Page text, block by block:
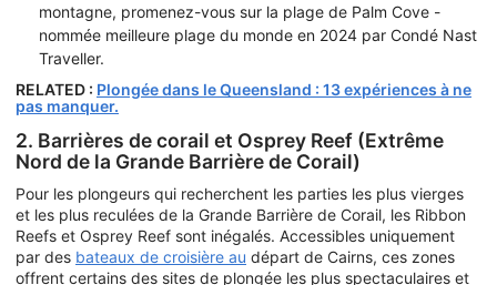
montagne, promenez-vous sur la plage de Palm Cove -
nommée meilleure plage du monde en 2024 par Condé Nast
Traveller.
RELATED : Plongée dans le Queensland : 13 expériences à ne
pas manquer.
2. Barrières de corail et Osprey Reef (Extrême
Nord de la Grande Barrière de Corail)
Pour les plongeurs qui recherchent les parties les plus vierges
et les plus reculées de la Grande Barrière de Corail, les Ribbon
Reefs et Osprey Reef sont inégalés. Accessibles uniquement
par des bateaux de croisière au départ de Cairns, ces zones
offrent certains des sites de plongée les plus spectaculaires et